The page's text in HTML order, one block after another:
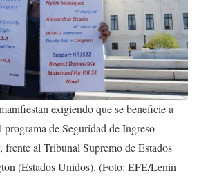
exigiendo que se beneficie a
de Seguridad de Ingreso
frente al Tribunal Supremo de Estados
(Estados Unidos). (Foto: EFE/Lenin